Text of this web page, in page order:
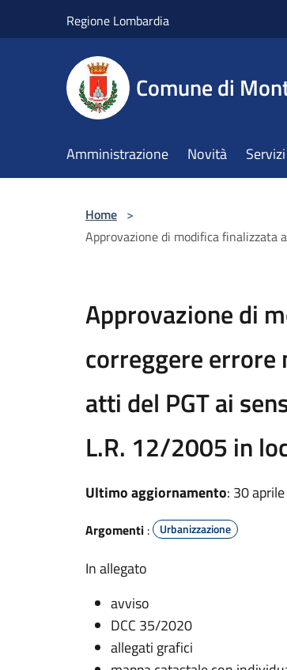
Regione Lombardia
Comune di
Amministrazione Novità Servizi
Home >
Approvazione di modifica finalizzata
Approvazione di
correggere
atti del PGT ai
L.R. 12/2005 in
Ultimo aggiornamento: 30
Argomenti : Urbanizzazione
In allegato
avviso
DCC 35/2020
allegati grafici